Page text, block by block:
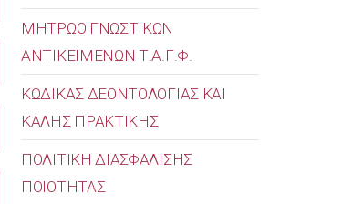
MΗΤΡΩΟ ΓΝΩΣΤΙΚΩΝ
ΑΝΤΙΚΕΙΜΕΝΩΝ Τ.Α.Γ.Φ.
ΚΩΔΙΚΑΣ ΔΕΟΝΤΟΛΟΓΙΑΣ ΚΑΙ
ΚΑΛΗΣ ΠΡΑΚΤΙΚΗΣ
ΠΟΛΙΤΙΚΗ ΔΙΑΣΦΑΛΙΣΗΣ
ΠΟΙΟΤΗΤΑΣ